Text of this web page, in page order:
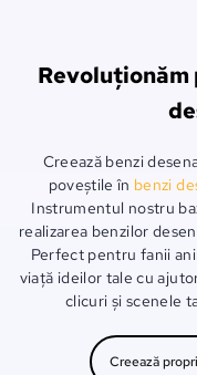
Revoluționăm
Creează benzi
poveștile în benzi
Instrumentul nostru
realizarea benzilor
Perfect pentru fanii
viață ideilor tale cu
clicuri și scenele
Creează